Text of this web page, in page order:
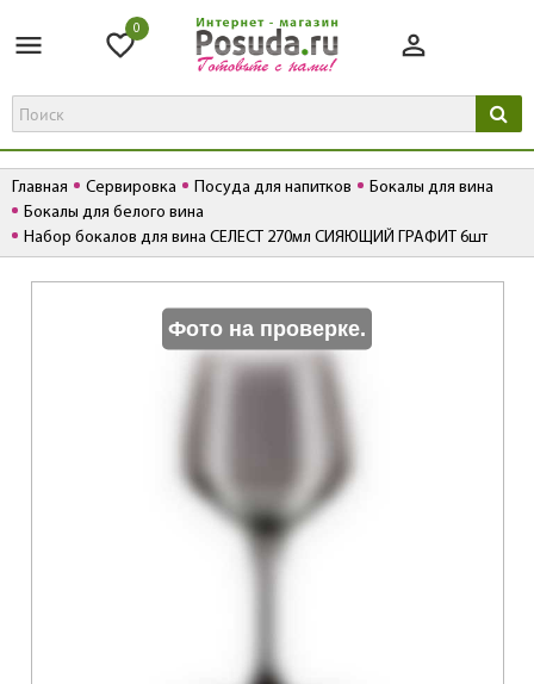
0
Главная Сервировка Посуда для напитков
Бокалы для вина
Бокалы для белого вина
Набор бокалов для вина СЕЛЕСТ 270мл СИЯЮЩИЙ ГРАФИТ 6шт
Фото на проверке.